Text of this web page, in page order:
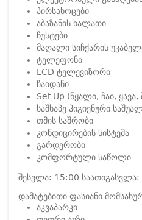
პირსახოცები
აბაზანის ხალათი
ჩუსტები
მაღალი სიჩქარის
ტელეფონი
LCD ტელევიზორი
ჩაიდანი
Set Up (წყალი, ჩაი, ყავა,
საშხაპე ჰიგიენური
თმის საშრობი
კონდიცირების სისტემა
გარდერობი
კომფორტული საწოლი
შესვლა: 15:00 საათიგასვლა:
დამატებითი ფასიანი
აკვაპარკი